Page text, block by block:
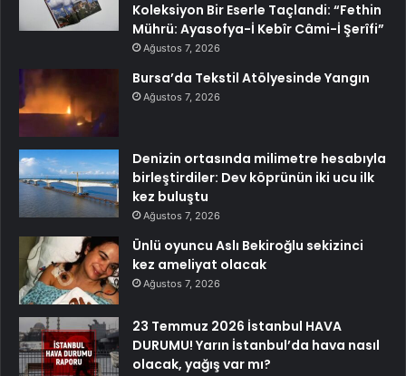
Koleksiyon Bir Eserle Taçlandi: “Fethin
Mührü: Ayasofya-İ Kebîr Câmi-İ Şerîfi”
Ağustos 7, 2026
Bursa’da Tekstil Atölyesinde Yangın
Ağustos 7, 2026
Denizin ortasında milimetre hesabıyla
birleştirdiler: Dev köprünün iki ucu ilk
kez buluştu
Ağustos 7, 2026
Ünlü oyuncu Aslı Bekiroğlu sekizinci
kez ameliyat olacak
Ağustos 7, 2026
23 Temmuz 2026 İstanbul HAVA
DURUMU! Yarın İstanbul’da hava nasıl
olacak, yağış var mı?